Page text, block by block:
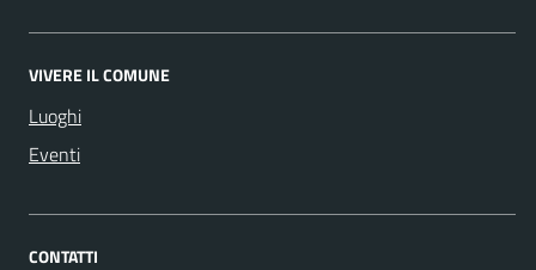
VIVERE IL COMUNE
Luoghi
Eventi
CONTATTI